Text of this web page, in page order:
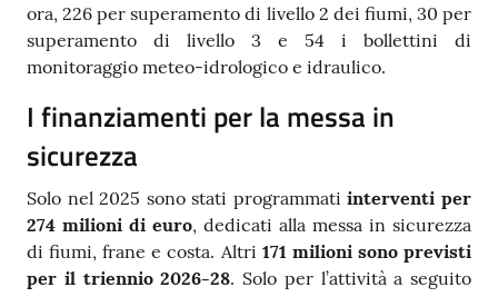
ora, 226 per superamento di livello 2 dei fiumi, 30 per
superamento di livello 3 e 54 i bollettini di
monitoraggio meteo-idrologico e idraulico.
I finanziamenti per la messa in
sicurezza
Solo nel 2025 sono stati programmatiinterventi per
274 milioni di euro, dedicati alla messa in sicurezza
di fiumi, frane e costa. Altri 171 milioni sono previsti
per il triennio 2026-28. Solo per l’attività a seguito